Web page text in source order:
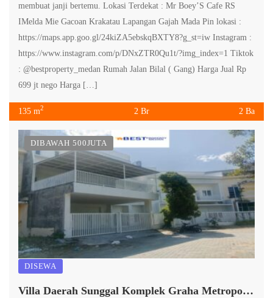
membuat janji bertemu. Lokasi Terdekat : Mr Boey’S Cafe RS
IMelda Mie Gacoan Krakatau Lapangan Gajah Mada Pin lokasi :
https://maps.app.goo.gl/24kiZA5ebskqBXTY8?g_st=iw Instagram :
https://www.instagram.com/p/DNxZTR0Qu1t/?img_index=1 Tiktok
: @bestproperty_medan Rumah Jalan Bilal ( Gang) Harga Jual Rp
699 jt nego Harga […]
135 m2 2 Br 2 Ba
DIBAWAH 500JUTA
DISEWA
Villa Daerah Sunggal Komplek Graha Metropolitan